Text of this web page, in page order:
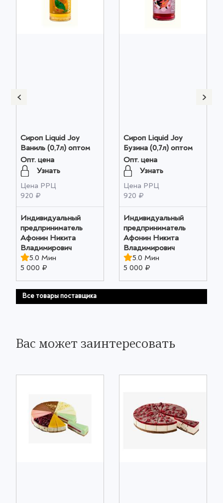
Сироп Liquid Joy
Ваниль (0,7л) оптом
Опт. цена
Узнать
Цена РРЦ
920 ₽
Индивидуальный
предприниматель
Афонин Никита
Владимирович
5.0 Мин
5 000 ₽
Сироп Liquid Joy
Бузина (0,7л) оптом
Опт. цена
Узнать
Цена РРЦ
920 ₽
Индивидуальный
предприниматель
Афонин Никита
Владимирович
5.0 Мин
5 000 ₽
Все товары поставщика
Вас может заинтересовать